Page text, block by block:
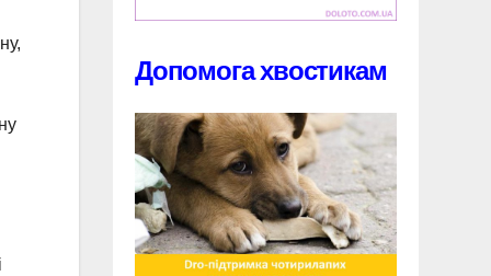
Допомога хвостикам